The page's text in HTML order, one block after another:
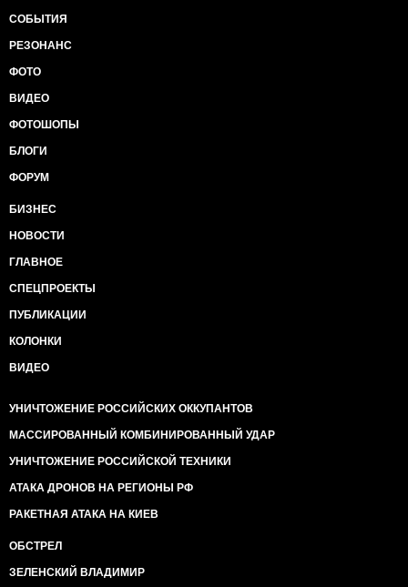
СОБЫТИЯ
РЕЗОНАНС
ФОТО
ВИДЕО
ФОТОШОПЫ
БЛОГИ
ФОРУМ
БИЗНЕС
НОВОСТИ
ГЛАВНОЕ
СПЕЦПРОЕКТЫ
ПУБЛИКАЦИИ
КОЛОНКИ
ВИДЕО
УНИЧТОЖЕНИЕ РОССИЙСКИХ ОККУПАНТОВ
МАССИРОВАННЫЙ КОМБИНИРОВАННЫЙ УДАР
УНИЧТОЖЕНИЕ РОССИЙСКОЙ ТЕХНИКИ
АТАКА ДРОНОВ НА РЕГИОНЫ РФ
РАКЕТНАЯ АТАКА НА КИЕВ
ОБСТРЕЛ
ЗЕЛЕНСКИЙ ВЛАДИМИР